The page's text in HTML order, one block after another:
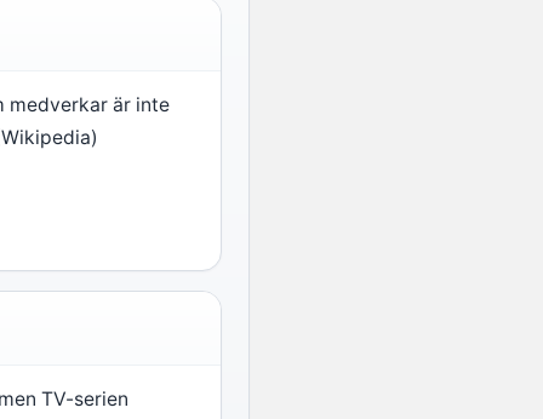
medverkar är inte
TV-serien